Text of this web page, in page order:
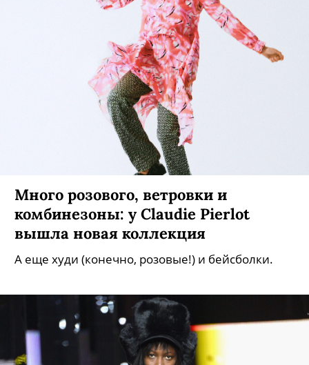
Много розового, ветровки и
комбинезоны: у Claudie Pierlot
вышла новая коллекция
А еще худи (конечно, розовые!) и бейсболки.